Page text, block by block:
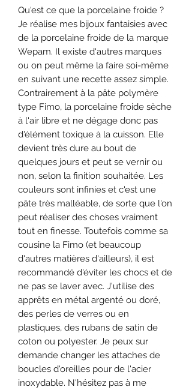
Qu'est ce que la porcelaine froide ?
Je réalise mes bijoux fantaisies avec
de la porcelaine froide de la marque
Wepam. Il existe d'autres marques
ou on peut même la faire soi-même
en suivant une recette assez simple.
Contrairement à la pâte polymère
type Fimo, la porcelaine froide sèche
à l'air libre et ne dégage donc pas
d'élément toxique à la cuisson. Elle
devient très dure au bout de
quelques jours et peut se vernir ou
non, selon la finition souhaitée. Les
couleurs sont infinies et c'est une
pâte très malléable, de sorte que l'on
peut réaliser des choses vraiment
tout en finesse. Toutefois comme sa
cousine la Fimo (et beaucoup
d'autres matières d'ailleurs), il est
recommandé d'éviter les chocs et de
ne pas se laver avec. J'utilise des
apprêts en métal argenté ou doré,
des perles de verres ou en
plastiques, des rubans de satin de
coton ou polyester. Je peux sur
demande changer les attaches de
boucles d'oreilles pour de l'acier
inoxydable. N'hésitez pas à me